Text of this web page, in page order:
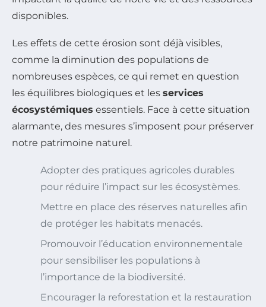
disponibles.
Les effets de cette érosion sont déjà visibles,
comme la diminution des populations de
nombreuses espèces, ce qui remet en question
les équilibres biologiques et les services
écosystémiques essentiels. Face à cette situation
alarmante, des mesures s’imposent pour préserver
notre patrimoine naturel.
Adopter des pratiques agricoles durables
pour réduire l’impact sur les écosystèmes.
Mettre en place des réserves naturelles afin
de protéger les habitats menacés.
Promouvoir l’éducation environnementale
pour sensibiliser les populations à
l’importance de la biodiversité.
Encourager la reforestation et la restauration